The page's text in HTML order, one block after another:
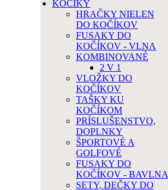
KOČÍKY
HRAČKY NIELEN
DO KOČÍKOV
FUSAKY DO
KOČÍKOV - VLNA
KOMBINOVANÉ
2 V 1
VLOŽKY DO
KOČÍKOV
TAŠKY KU
KOČÍKOM
PRÍSLUŠENSTVO,
DOPLNKY
ŠPORTOVÉ A
GOLFOVÉ
FUSAKY DO
KOČÍKOV - BAVLNA
SETY, DEČKY DO